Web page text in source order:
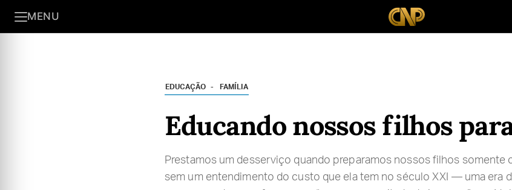
MENU
EDUCAÇÃO FAMÍLIA
Educando nossos filhos
Prestamos um desserviço quando preparamos nossos filhos somente
sem um entendimento do custo que ela tem no século XXI — uma era